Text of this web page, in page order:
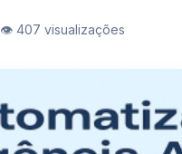
👁️ 407 visualizações